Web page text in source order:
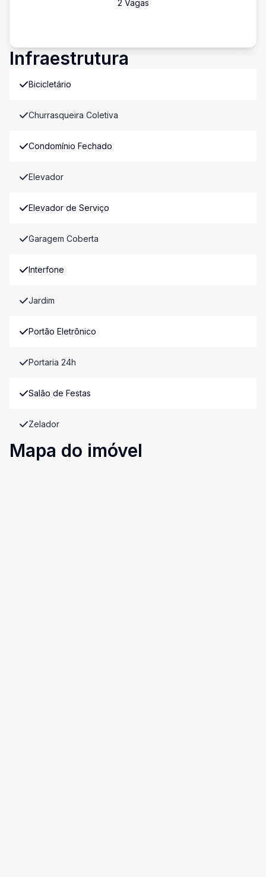
2 Vagas
Infraestrutura
Bicicletário
Churrasqueira Coletiva
Condomínio Fechado
Elevador
Elevador de Serviço
Garagem Coberta
Interfone
Jardim
Portão Eletrônico
Portaria 24h
Salão de Festas
Zelador
Mapa do imóvel